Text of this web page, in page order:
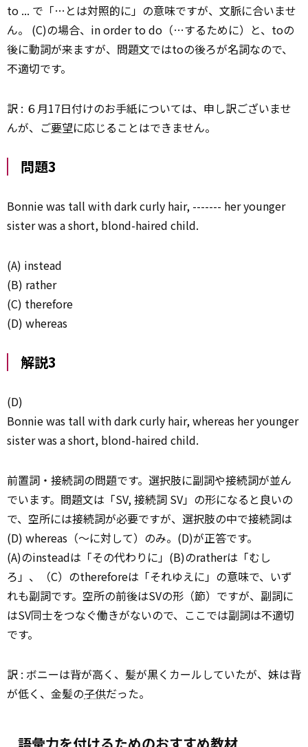
to ... で「…とは対照的に」の意味ですが、文脈に合いませ
ん。 (C)の場合、in order to do（…するために）と、toの
後に動詞が来ますが、問題文ではtoの後ろが名詞なので、
不適切です。
訳 : ６月17日付けのお手紙については、申し訳ございませ
んが、ご要望に応じることはできません。
問題3
Bonnie was tall with dark curly hair, ------- her younger
sister was a short, blond-haired child.
(A) instead
(B) rather
(C) therefore
(D) whereas
解説3
(D)
Bonnie was tall with dark curly hair, whereas her younger
sister was a short, blond-haired child.
前置詞・接続詞の問題です。選択肢に副詞や接続詞が並ん
でいます。問題文は「SV, 接続詞 SV」の形になると良いの
で、空所には接続詞が必要ですが、選択肢の中で接続詞は
(D) whereas（～に対して）のみ。(D)が正答です。
(A)のinsteadは「その代わりに」(B)のratherは「むし
ろ」、（C）のthereforeは「それゆえに」の意味で、いず
れも副詞です。空所の前後はSVの形（節）ですが、副詞に
はSV同士をつなぐ働きがないので、ここでは副詞は不適切
です。
訳 : ボニーは背が高く、髪が黒くカールしていたが、妹は背
が低く、金髪の子供だった。